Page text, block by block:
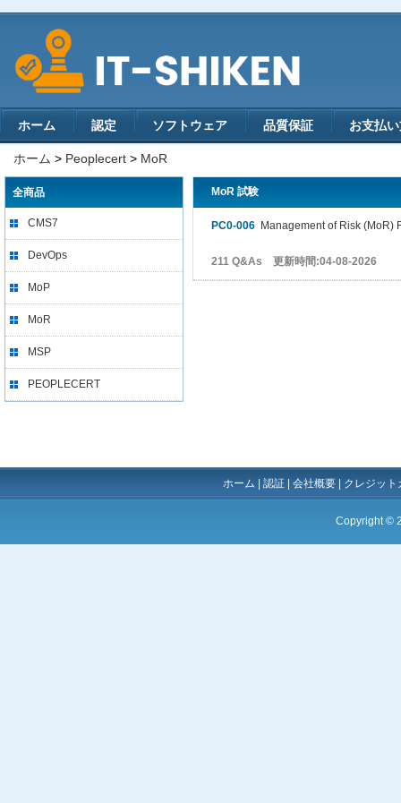
ホーム 認定 ソフトウェア 品質保証 お支払
ホーム > Peoplecert > MoR
全商品
CMS7
DevOps
MoP
MoR
MSP
PEOPLECERT
MoR 試験
PC0-006 Management of Risk (MoR)
211 Q&As 更新時間:04-08-2026
ホーム 認証 会社概要 クレジッ
Copyright ©